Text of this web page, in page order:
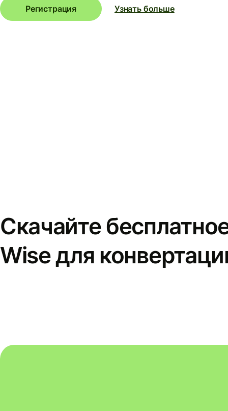
Регистрация Узнать больше
Скачайте
Wise для